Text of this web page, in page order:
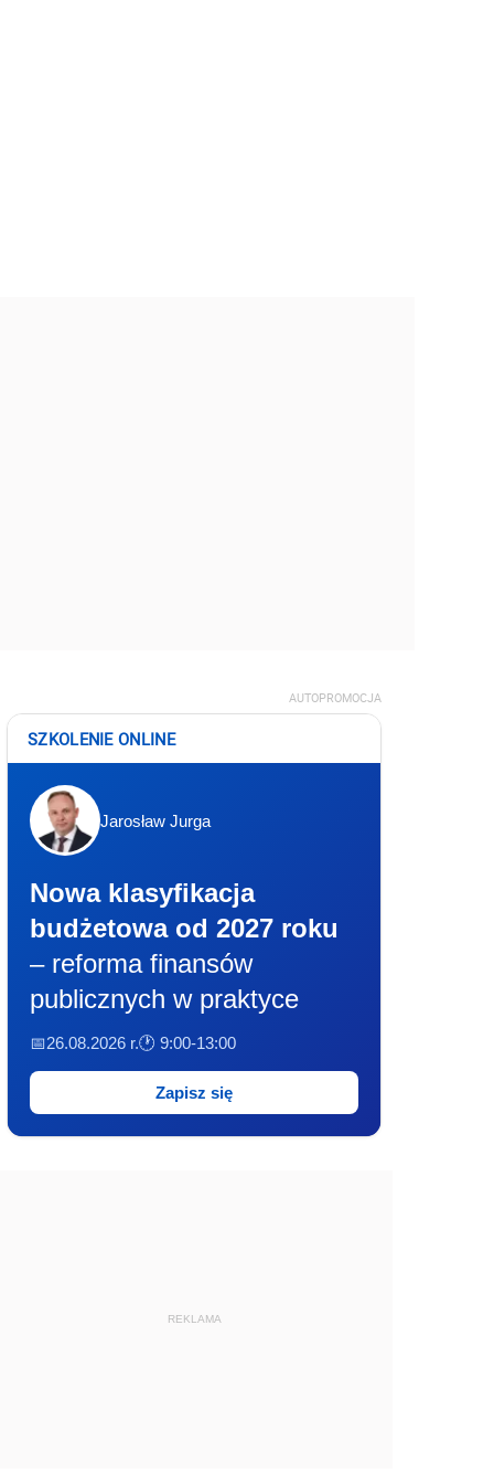
AUTOPROMOCJA
SZKOLENIE ONLINE
Jarosław Jurga
Nowa klasyfikacja
budżetowa od 2027 roku
– reforma finansów
publicznych w praktyce
📅26.08.2026 r.🕐 9:00-13:00
Zapisz się
REKLAMA